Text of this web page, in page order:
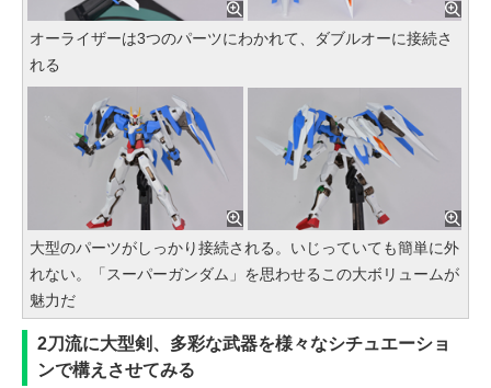
オーライザーは3つのパーツにわかれて、ダブルオーに接続さ
れる
大型のパーツがしっかり接続される。いじっていても簡単に外
れない。「スーパーガンダム」を思わせるこの大ボリュームが
魅力だ
2刀流に大型剣、多彩な武器を様々なシチュエーショ
ンで構えさせてみる